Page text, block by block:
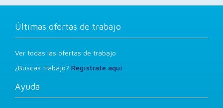
Últimas ofertas de trabajo
Ver todas las ofertas de trabajo
¿Buscas trabajo? Regístrate aquí
Ayuda